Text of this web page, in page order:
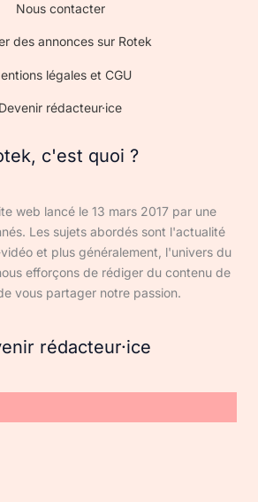
Nous contacter
des annonces sur Rotek
légales et CGU
Devenir rédacteur·ice
c'est quoi ?
web lancé le 13 mars 2017 par une
Les sujets abordés sont l'actualité
et plus généralement, l'univers du
efforçons de rédiger du contenu de
vous partager notre passion.
rédacteur·ice